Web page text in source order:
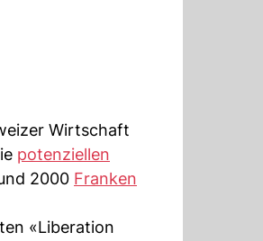
Wirtschaft
potenziellen
2000 Franken
«Liberation